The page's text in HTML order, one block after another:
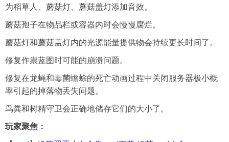
为稻草人、蘑菇灯、蘑菇盖灯添加音效。
蘑菇孢子在物品栏或容器内时会慢慢腐烂。
蘑菇灯和蘑菇盖灯内的光源能量提供物会持续更长时间了。
修复作祟蓝图时可能的崩溃问题。
修复在龙蝇和毒菌蟾蜍的死亡动画过程中关闭服务器极小概
率引起的掉落物丢失问题。
鸟粪和树精守卫会正确地储存它们的大小了。
玩家聚焦：